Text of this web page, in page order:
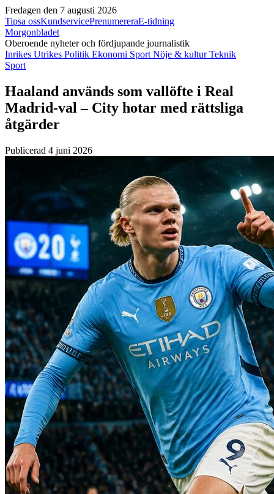
Fredagen den 7 augusti 2026
Tipsa ossKundservicePrenumereraE-tidning
Morgonbladet
Oberoende nyheter och fördjupande journalistik
Inrikes Utrikes Politik Ekonomi Sport Nöje & kulturTeknik
Sport
Haaland används som vallöfte i Real
Madrid-val – City hotar med rättsliga
åtgärder
Publicerad 4 juni 2026